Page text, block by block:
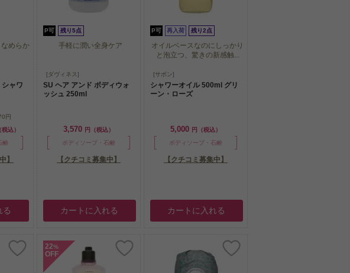
めらか
めらか
ャワ
円
税込）
鹸
】
る
P可 残り5点
手軽に潤い全身ケア
手軽に潤い全身ケア
[ダヴィネス]
SU ヘア アンド ボディウォ
ッシュ 250ml
3,570 円（税込）
ボディソープ・石鹸
【クチコミ募集中】
カートに入れる
P可 再入荷 残り2点
オイルベースなのにしっかり
と泡立つ、驚きの新感触...
オイルベースなのにしっかり
と泡立つ、驚きの新感触...
[サボン]
シャワーオイル 500ml グリ
ーン・ローズ
5,000 円（税込）
ボディソープ・石鹸
【クチコミ募集中】
カートに入れる
22%
OFF